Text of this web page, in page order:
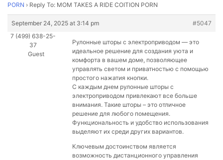
PORN › Reply To: MOM TAKES A RIDE COITION PORN
September 24, 2025 at 3:14 pm
#5047
7 (499) 638-25-
37
Guest
Рулонные шторы с электроприводом — это
идеальное решение для создания уюта и
комфорта в вашем доме, позволяющее
управлять светом и приватностью с помощью
простого нажатия кнопки.
С каждым днем рулонные шторы с
электроприводом привлекают все больше
внимания. Такие шторы – это отличное
решение для любого помещения.
Функциональность и удобство использования
выделяют их среди других вариантов.
Ключевым достоинством является
возможность дистанционного управления